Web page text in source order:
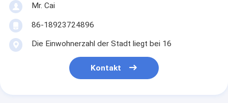
Mr. Cai
86-18923724896
Die Einwohnerzahl der Stadt liegt bei 16
Kontakt